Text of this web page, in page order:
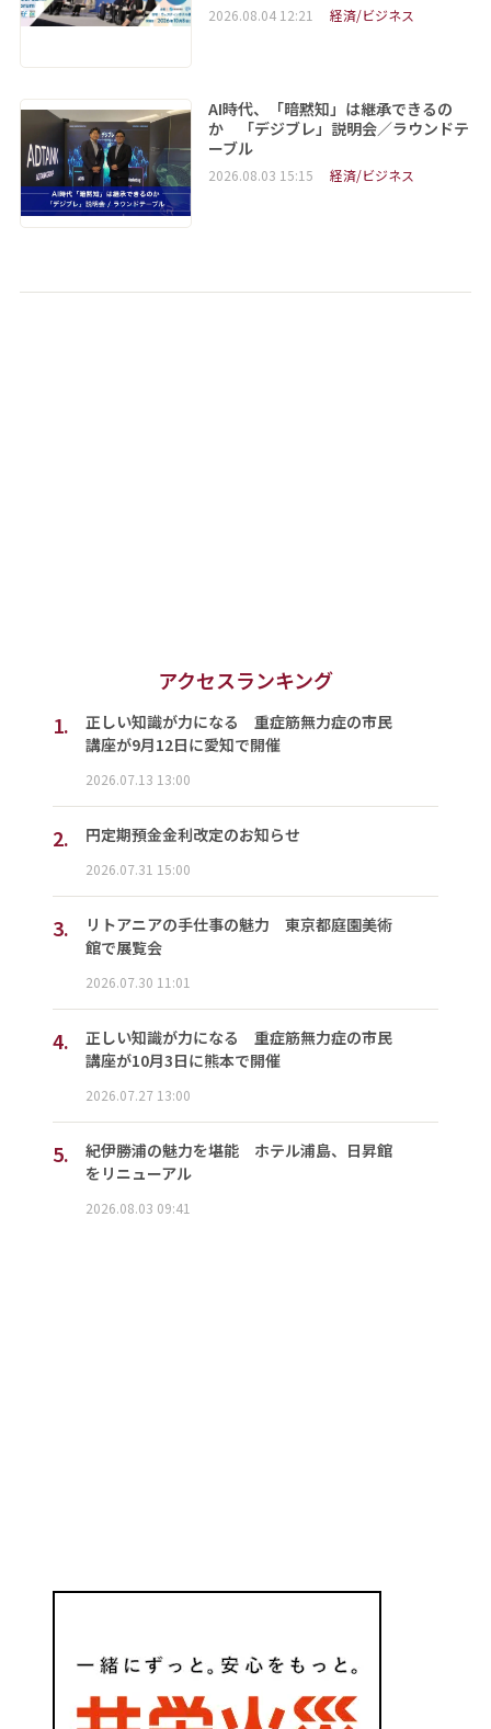
2026.08.04 12:21 経済/ビジネス
AI時代、「暗黙知」は継承できるの
か 「デジブレ」説明会／ラウンドテ
ーブル
2026.08.03 15:15 経済/ビジネス
アクセスランキング
1.
正しい知識が力になる 重症筋無力症の市民
講座が9月12日に愛知で開催
2026.07.13 13:00
2. 円定期預金金利改定のお知らせ
2026.07.31 15:00
3.
リトアニアの手仕事の魅力 東京都庭園美術
館で展覧会
2026.07.30 11:01
4.
正しい知識が力になる 重症筋無力症の市民
講座が10月3日に熊本で開催
2026.07.27 13:00
5.
紀伊勝浦の魅力を堪能 ホテル浦島、日昇館
をリニューアル
2026.08.03 09:41